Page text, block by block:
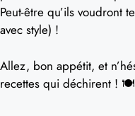
Peut-être qu’ils voudront
avec style) !
Allez, bon appétit, et
recettes qui déchirent ! 🍽️